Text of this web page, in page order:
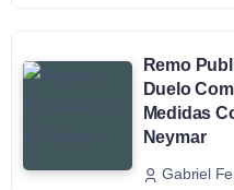
Remo
Duelo
Medidas
Neymar
Gabriel